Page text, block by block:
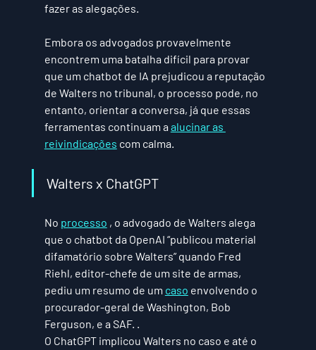
fazer as alegações.
Embora os advogados provavelmente
encontrem uma batalha difícil para provar
que um chatbot de IA prejudicou a reputação
de Walters no tribunal, o processo pode, no
entanto, orientar a conversa, já que essas
ferramentas continuam a alucinar as
reivindicações com calma.
Walters x ChatGPT
No processo , o advogado de Walters alega
que o chatbot da OpenAI “publicou material
difamatório sobre Walters” quando Fred
Riehl, editor-chefe de um site de armas,
pediu um resumo de um caso envolvendo o
procurador-geral de Washington, Bob
Ferguson, e a SAF. .
O ChatGPT implicou Walters no caso e até o